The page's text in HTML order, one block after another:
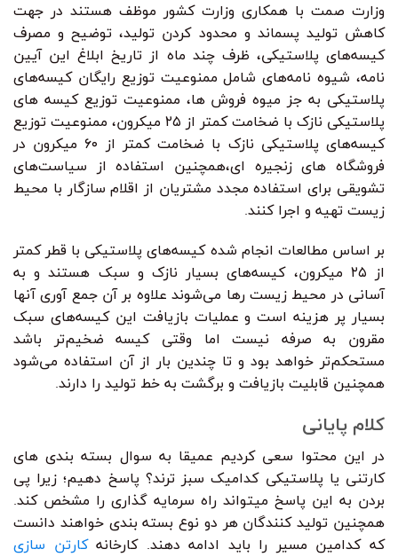
وزارت صمت با همکاری وزارت کشور موظف هستند در جهت
کاهش تولید پسماند و محدود کردن تولید، توضیح و مصرف
کیسه‌های پلاستیکی، ظرف چند ماه از تاریخ ابلاغ این آیین
نامه، شیوه نامه‌های شامل ممنوعیت توزیع رایگان کیسه‌های
پلاستیکی به جز میوه فروش ها، ممنوعیت توزیع کیسه های
پلاستیکی نازک با ضخامت کمتر از ۲۵ میکرون، ممنوعیت توزیع
کیسه‌های پلاستیکی نازک با ضخامت کمتر از ۶۰ میکرون در
فروشگاه های زنجیره ای،همچنین استفاده از سیاست‌های
تشویقی برای استفاده مجدد مشتریان از اقلام سازگار با محیط
زیست تهیه و اجرا کنند.
بر اساس مطالعات انجام شده کیسه‌های پلاستیکی با قطر کمتر
از ۲۵ میکرون، کیسه‌های بسیار نازک و سبک هستند و به
آسانی در محیط زیست رها می‌شوند علاوه بر آن جمع آوری آنها
بسیار پر هزینه است و عملیات بازیافت این کیسه‌های سبک
مقرون به صرفه نیست اما وقتی کیسه ضخیم‌تر باشد
مستحکم‌تر خواهد بود و تا چندین بار از آن استفاده می‌شود
همچنین قابلیت بازیافت و برگشت به خط تولید را دارند.
کلام پایانی
در این محتوا سعی کردیم عمیقا به سوال بسته بندی های
کارتنی یا پلاستیکی کدامیک سبز ترند؟ پاسخ دهیم؛ زیرا پی
بردن به این پاسخ میتواند راه سرمایه گذاری را مشخص کند.
همچنین تولید کنندگان هر دو نوع بسته بندی خواهند دانست
که کدامین مسیر را باید ادامه دهند. کارخانهکارتن سازی